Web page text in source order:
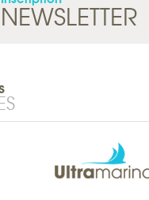
NEWSLETTER